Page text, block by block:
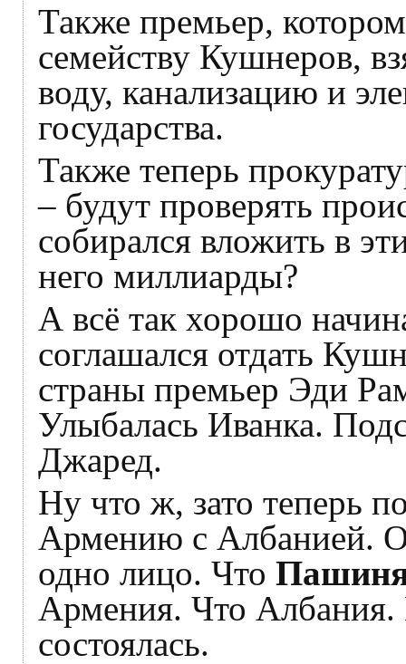
Также премьер,
семейству Кушнеров,
воду, канализацию и
государства.
Также теперь
– будут проверять
собирался вложить в
него миллиарды?
А всё так хорошо
соглашался отдать
страны премьер Эди
Улыбалась Иванка.
Джаред.
Ну что ж, зато теперь
Армению с Албанией.
одно лицо. Что
Армения. Что Албания.
состоялась.